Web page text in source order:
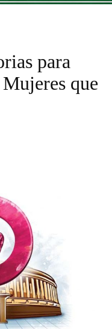
para
que